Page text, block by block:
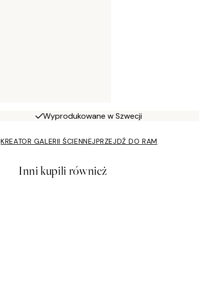
Wyprodukowane w Szwecji
KREATOR GALERII ŚCIENNEJPRZEJDŹ DO RAM
Inni kupili również